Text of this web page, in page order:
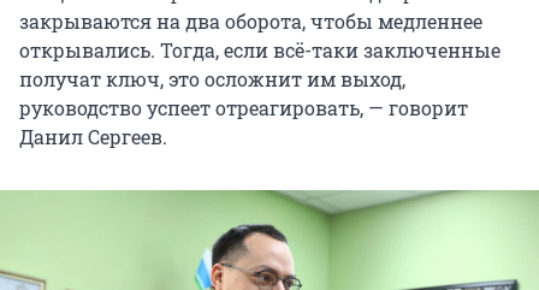
закрываются на два оборота, чтобы медленнее
открывались. Тогда, если всё-таки заключенные
получат ключ, это осложнит им выход,
руководство успеет отреагировать, — говорит
Данил Сергеев.